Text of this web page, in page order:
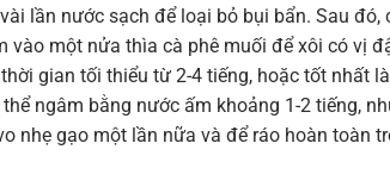
lần nước sạch để loại bỏ bụi bẩn. Sau
vào một nửa thìa cà phê muối để xôi có vị
gian tối thiểu từ 2-4 tiếng, hoặc tốt nhất
ngâm bằng nước ấm khoảng 1-2 tiếng,
nhẹ gạo một lần nữa và để ráo hoàn toàn